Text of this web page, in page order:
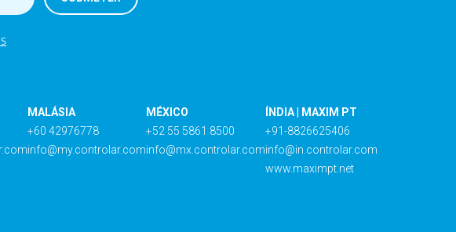
MALÁSIA
+60 42976778
info@my.controlar.com
MÉXICO
+52 55 5861 8500
info@mx.controlar.com
ÍNDIA | MAXIM PT
+91-8826625406
info@in.controlar.com
www.maximpt.net